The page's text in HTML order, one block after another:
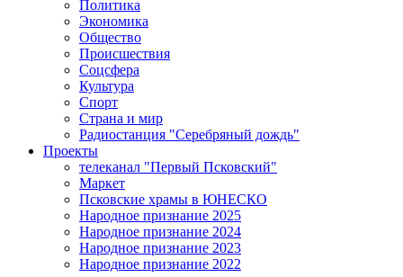
Политика
Экономика
Общество
Происшествия
Соцсфера
Культура
Спорт
Страна и мир
Радиостанция "Серебряный дождь"
Проекты
телеканал "Первый Псковский"
Маркет
Псковские храмы в ЮНЕСКО
Народное признание 2025
Народное признание 2024
Народное признание 2023
Народное признание 2022